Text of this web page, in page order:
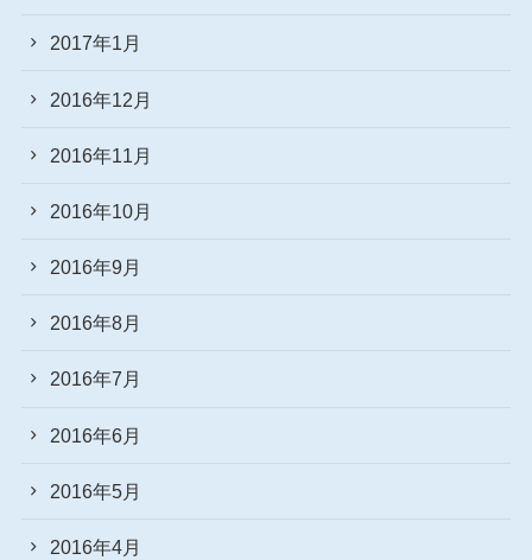
2017年1月
2016年12月
2016年11月
2016年10月
2016年9月
2016年8月
2016年7月
2016年6月
2016年5月
2016年4月